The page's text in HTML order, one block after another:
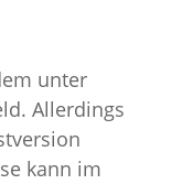
unter
Allerdings
kann im